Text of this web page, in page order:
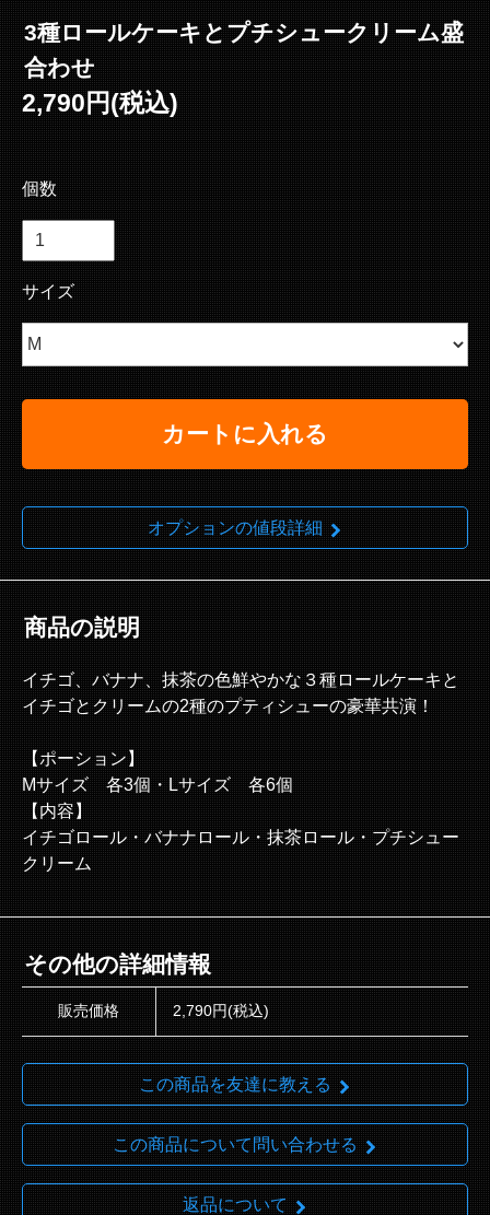
3種ロールケーキとプチシュークリーム盛
合わせ
2,790円(税込)
個数
サイズ
カートに入れる
オプションの値段詳細
商品の説明
イチゴ、バナナ、抹茶の色鮮やかな３種ロールケーキと
イチゴとクリームの2種のプティシューの豪華共演！
【ポーション】
Mサイズ 各3個・Lサイズ 各6個
【内容】
イチゴロール・バナナロール・抹茶ロール・プチシュー
クリーム
その他の詳細情報
販売価格 2,790円(税込)
この商品を友達に教える
この商品について問い合わせる
返品について